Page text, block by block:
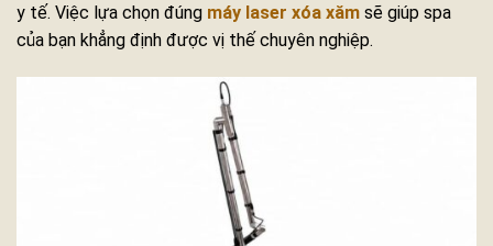
y tế. Việc lựa chọn đúng máy laser xóa xăm sẽ giúp spa
của bạn khẳng định được vị thế chuyên nghiệp.